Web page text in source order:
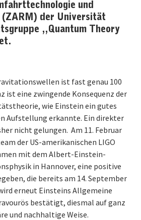
und
der Universität
„Quantum Theory
ist fast genau 100
ist eine zwingende Konsequenz der
wie Einstein ein gutes
Aufstellung erkannte. Ein direkter
nicht gelungen. Am 11. Februar
der US-amerikanischen LIGO
mit dem Albert-Einstein-
in Hannover, eine positive
die bereits am 14. September
erneut Einsteins Allgemeine
bestätigt, diesmal auf ganz
und nachhaltige Weise.